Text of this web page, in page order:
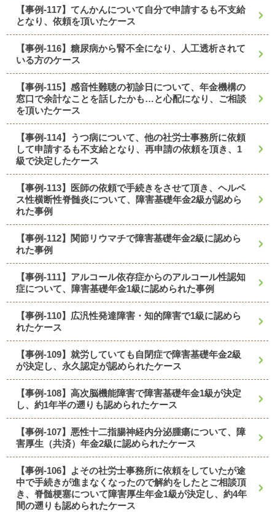
【事例-117】てんかんについて自分で申請するも不支給
となり、依頼を頂いたケース
【事例-116】糖尿病から腎不全になり、人工透析されて
いる方のケース
【事例-115】感音性難聴の初診日について、年金機構の
窓口で余計なことを話したかも…と心配になり、ご相談
を頂いたケース
【事例-114】うつ病について、他の社労士事務所に依頼
して申請するも不支給となり、再申請の依頼を頂き、1
級で決定したケース
【事例-113】医師の依頼で手続きをさせて頂き、ヘルペ
ス性横断性脊髄炎について、障害基礎年金2級が認めら
れた事例
【事例-112】関節リウマチで障害基礎年金2級に認めら
れた事例
【事例-111】アルコール依存症からのアルコール性認知
症について、障害基礎年金1級に認められた事例
【事例-110】広汎性発達障害・知的障害で1級に認めら
れたケース
【事例-109】就労していても自閉症で障害基礎年金2級
が決定し、永久認定が認められたケース
【事例-108】高次脳機能障害で障害基礎年金1級が決定
し、約1年半の遡りも認められたケース
【事例-107】悪性十二指腸神経内分泌腫瘍について、障
害厚生（共済）年金2級に認められたケース
【事例-106】よその社労士事務所に依頼をしていたが途
中で手続きが進まなくなったので解約をしたとご相談頂
き、脊髄梗塞について障害厚生年金1級が決定し、約4年
間の遡りも認められたケース